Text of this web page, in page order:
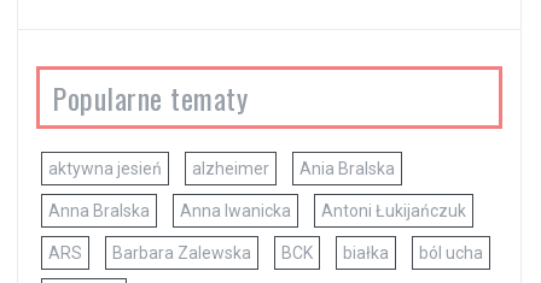
Popularne tematy
aktywna jesień alzheimer Ania Bralska
Anna Bralska Anna Iwanicka Antoni Łukijańczuk
ARS Barbara Zalewska BCK białka ból ucha